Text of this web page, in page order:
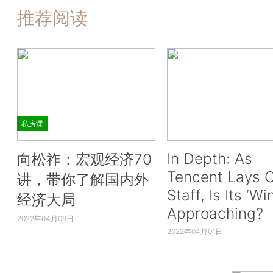
推荐阅读
私房课
向松祚：宏观经济70
讲，带你了解国内外
经济大局
2022年04月06日
In Depth: As
Tencent Lays
Staff, Is Its
Approaching?
2022年04月01日